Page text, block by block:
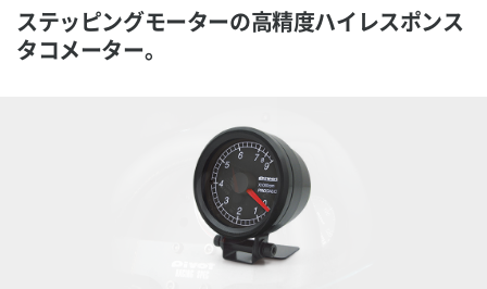
ステッピングモーターの高精度ハイレスポンス
タコメーター。